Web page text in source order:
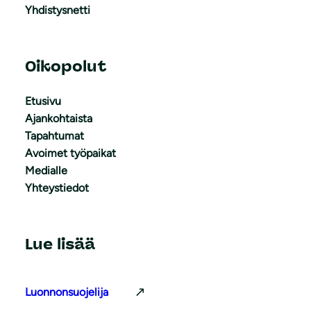
Yhdistysnetti
Oikopolut
Etusivu
Ajankohtaista
Tapahtumat
Avoimet työpaikat
Medialle
Yhteystiedot
Lue lisää
Luonnonsuojelija